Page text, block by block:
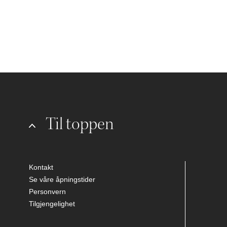
Til toppen
Kontakt
Se våre åpningstider
Personvern
Tilgjengelighet